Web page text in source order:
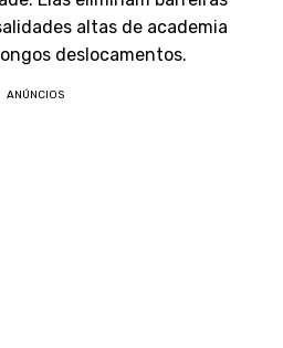
altas de academia
deslocamentos.
ANÚNCIOS